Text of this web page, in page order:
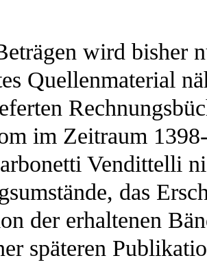
wird bisher
Quellenmaterial
im Zeitraum
Vendittelli
das
der erhaltenen
späteren